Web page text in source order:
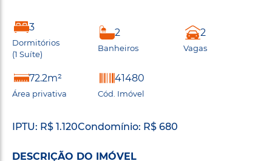
3
Dormitórios
(1 Suíte)
2
Banheiros
2
Vagas
72.2m²
Área privativa
41480
Cód. Imóvel
IPTU: R$ 1.120Condomínio: R$ 680
DESCRIÇÃO DO IMÓVEL